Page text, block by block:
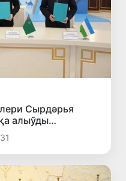
Сырдәрья
алыўды
мақуллады